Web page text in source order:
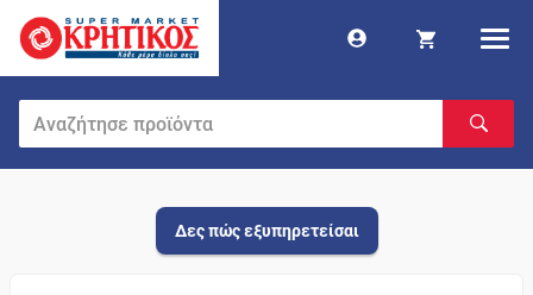
Δες πώς εξυπηρετείσαι